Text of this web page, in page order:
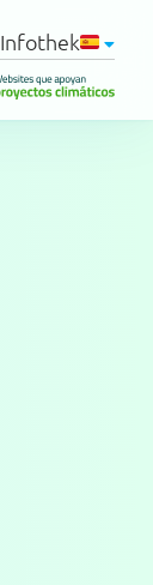
Infothek